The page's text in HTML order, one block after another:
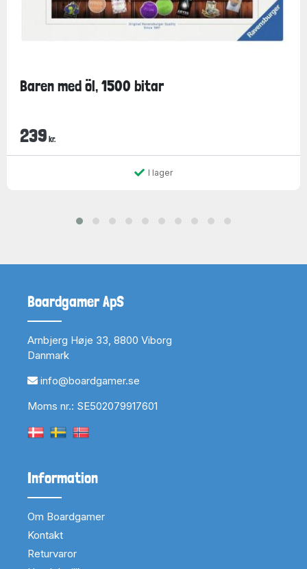
Baren med öl, 1500 bitar
239 kr.
I lager
Boardgamer ApS
Arnbjerg Høje 33, 8800 Viborg
Danmark
info@boardgamer.se
Moms nr.: SE502079917601
Information
Om Boardgamer
Kontakt
Returvaror